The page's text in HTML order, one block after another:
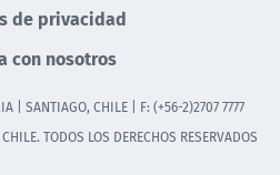
de privacidad
con nosotros
| SANTIAGO, CHILE | F: (+56-2)2707 7777
TODOS LOS DERECHOS RESERVADOS